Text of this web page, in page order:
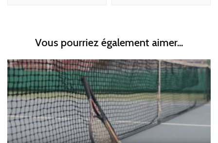
Vous pourriez également aimer...